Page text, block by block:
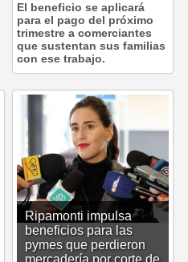
El beneficio se aplicará
para el pago del próximo
trimestre a comerciantes
que sustentan sus familias
con ese trabajo.
Ripamonti impulsa
beneficios para las
pymes que perdieron